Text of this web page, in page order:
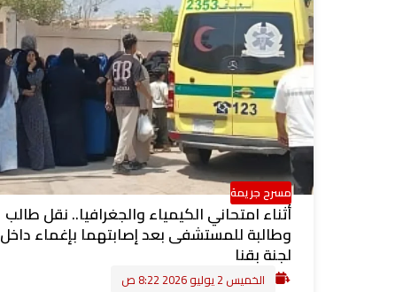
مسرح جريمة
أثناء امتحاني الكيمياء والجغرافيا.. نقل طالب
وطالبة للمستشفى بعد إصابتهما بإغماء داخل
لجنة بقنا
الخميس 2 يوليو 2026 8:22 ص